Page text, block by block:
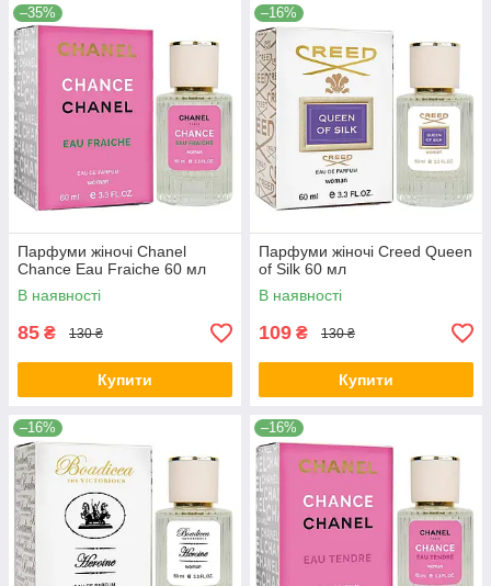
–35%
Парфуми жіночі Chanel
Chance Eau Fraiche 60 мл
В наявності
85 ₴ 130 ₴
Купити
–16%
Парфуми жіночі Creed Queen
of Silk 60 мл
В наявності
109 ₴ 130 ₴
Купити
–16% –16%